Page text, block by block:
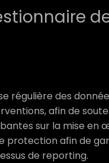
régulière des
afin de
sur la mise en
protection afin de
de reporting.